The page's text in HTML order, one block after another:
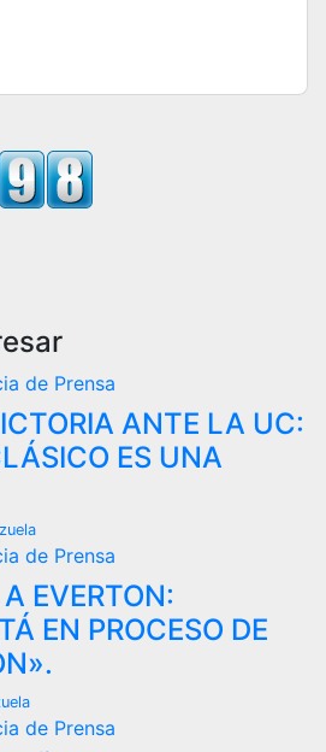
de Prensa
ANTE LA UC:
ES UNA
de Prensa
EVERTON:
EN PROCESO DE
de Prensa